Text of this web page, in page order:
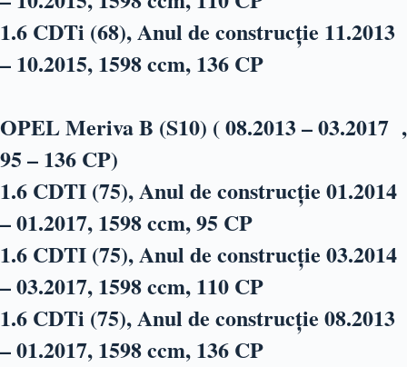
1.6 CDTi (68), Anul de construcție 11.2013
– 10.2015, 1598 ccm, 136 CP
OPEL Meriva B (S10) ( 08.2013 – 03.2017 ,
95 – 136 CP)
1.6 CDTI (75), Anul de construcție 01.2014
– 01.2017, 1598 ccm, 95 CP
1.6 CDTI (75), Anul de construcție 03.2014
– 03.2017, 1598 ccm, 110 CP
1.6 CDTi (75), Anul de construcție 08.2013
– 01.2017, 1598 ccm, 136 CP